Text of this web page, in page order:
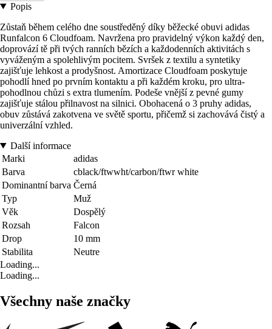
Popis
Zůstaň během celého dne soustředěný díky běžecké obuvi adidas
Runfalcon 6 Cloudfoam. Navržena pro pravidelný výkon každý den,
doprovází tě při tvých ranních bězích a každodenních aktivitách s
vyváženým a spolehlivým pocitem. Svršek z textilu a syntetiky
zajišťuje lehkost a prodyšnost. Amortizace Cloudfoam poskytuje
pohodlí hned po prvním kontaktu a při každém kroku, pro ultra-
pohodlnou chůzi s extra tlumením. Podeše vnější z pevné gumy
zajišťuje stálou přilnavost na silnici. Obohacená o 3 pruhy adidas,
obuv zůstává zakotvena ve světě sportu, přičemž si zachovává čistý a
univerzální vzhled.
Další informace
Marki
adidas
Barva
cblack/ftwwht/carbon/ftwr white
Dominantní barva Černá
Typ
Muž
Věk
Dospělý
Rozsah
Falcon
Drop
10 mm
Stabilita
Neutre
Loading...
Loading...
Všechny naše značky